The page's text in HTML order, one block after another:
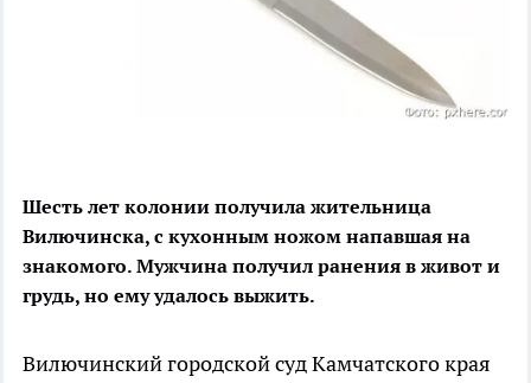
Шесть лет колонии получила жительница
Вилючинска, с кухонным ножом напавшая на
знакомого. Мужчина получил ранения в живот и
грудь, но ему удалось выжить.
Вилючинский городской суд Камчатского края